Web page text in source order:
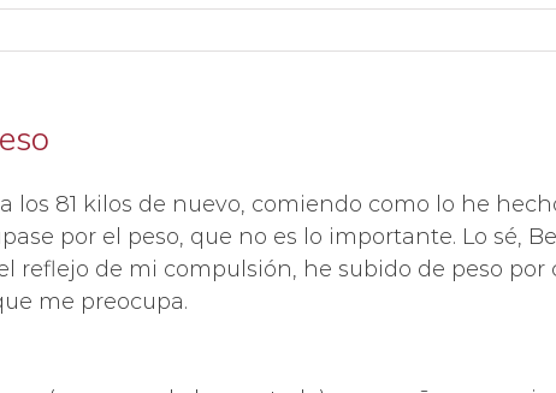
81 kilos de nuevo, comiendo como lo he
por el peso, que no es lo importante. Lo sé,
reflejo de mi compulsión, he subido de peso por
me preocupa.